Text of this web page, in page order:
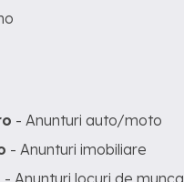
- Anunturi auto/moto
- Anunturi imobiliare